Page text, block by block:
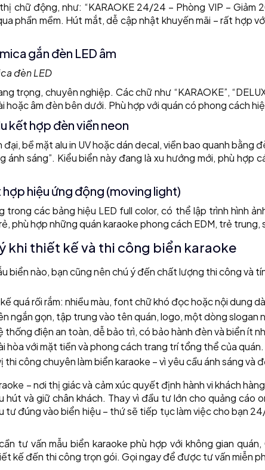
chữ động, như: “KARAOKE 24/24 – Phòng VIP – Giảm
phần mềm. Hút mắt, dễ cập nhật khuyến mãi – rất hợp
gắn đèn LED âm
đèn LED
trọng, chuyên nghiệp. Các chữ như “KARAOKE”,
hoặc âm đèn bên dưới. Phù hợp với quán có phong cách
kết hợp đèn viền neon
đại, bề mặt alu in UV hoặc dán decal, viền bao quanh bằng
ánh sáng”. Kiểu biển này đang là xu hướng mới, phù hợp
hợp hiệu ứng động (moving light)
trong các bảng hiệu LED full color, có thể lập trình hình
phù hợp những quán karaoke phong cách EDM, trẻ trung,
khi thiết kế và thi công biển karaoke
biển nào, bạn cũng nên chú ý đến chất lượng thi công và
quá rối rắm: nhiều màu, font chữ khó đọc hoặc nội dung
ngắn gọn, tập trung vào tên quán, logo, một dòng slogan
thống điện an toàn, dễ bảo trì, có bảo hành đèn và biển ít
hòa với mặt tiền và phong cách trang trí tổng thể của quán.
thi công chuyên làm biển karaoke – vì yêu cầu ánh sáng
– nơi thị giác và cảm xúc quyết định hành vi khách
và giữ chân khách. Thay vì đầu tư lớn cho quảng cáo
tư đúng vào biển hiệu – thứ sẽ tiếp tục làm việc cho bạn
tư vấn mẫu biển karaoke phù hợp với không gian
kế đến thi công trọn gói. Gọi ngay để được tư vấn miễn